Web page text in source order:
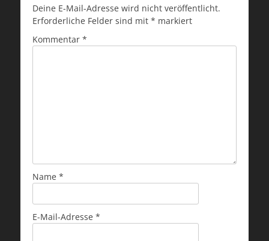
Deine E-Mail-Adresse wird nicht veröffentlicht.
Erforderliche Felder sind mit * markiert
Kommentar *
Name *
E-Mail-Adresse *